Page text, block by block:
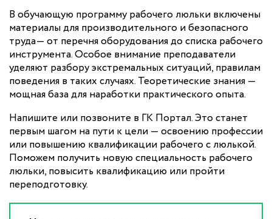
В обучающую программу рабочего люльки включены
материалы для производительного и безопасного
труда— от перечня оборудования до списка рабочего
инструмента. Особое внимание преподаватели
уделяют разбору экстремальных ситуаций, правилам
поведения в таких случаях. Теоретические знания —
мощная база для наработки практического опыта.
Напишите или позвоните в ГК Портал. Это станет
первым шагом на пути к цели — освоению профессии
или повышению квалификации рабочего с люлькой.
Поможем получить новую специальность рабочего
люльки, повысить квалификацию или пройти
переподготовку.